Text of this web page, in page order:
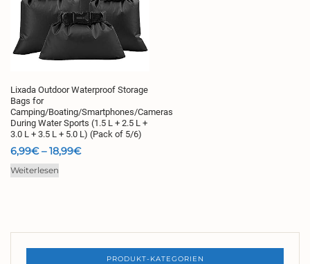
Lixada Outdoor Waterproof Storage
Bags for
Camping/Boating/Smartphones/Cameras
During Water Sports (1.5 L + 2.5 L +
3.0 L + 3.5 L + 5.0 L) (Pack of 5/6)
6,99€ –18,99€Preisspanne:
Weiterlesen
PRODUKT-KATEGORIEN